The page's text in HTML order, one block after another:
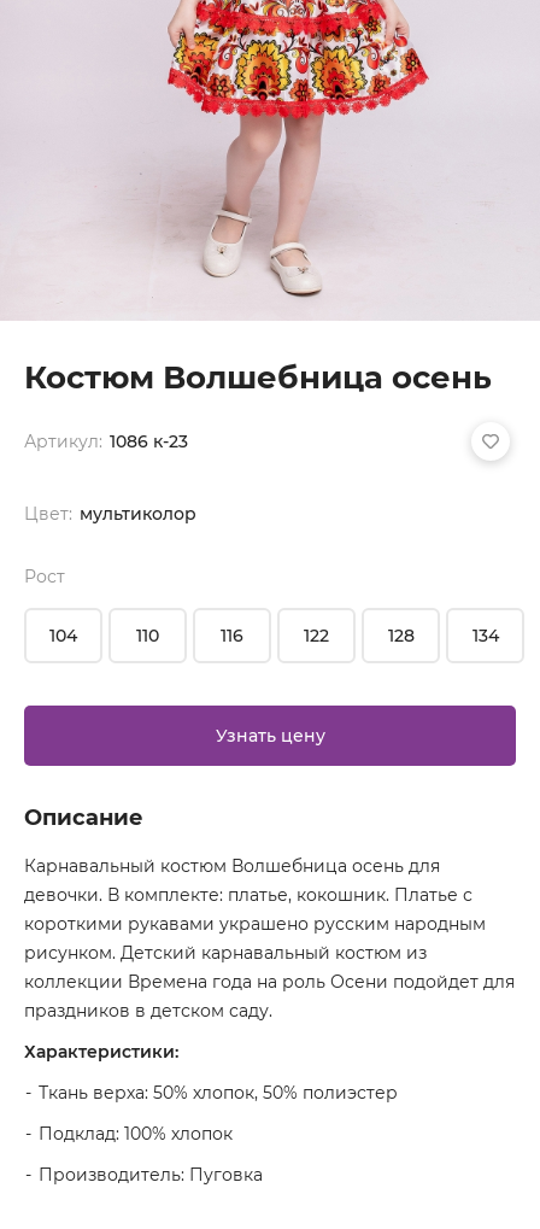
Костюм Волшебница осень
Артикул: 1086 к-23
Цвет: мультиколор
Рост
104 110 116 122 128 134
Узнать цену
Описание
Карнавальный костюм Волшебница осень для
девочки. В комплекте: платье, кокошник. Платье с
короткими рукавами украшено русским народным
рисунком. Детский карнавальный костюм из
коллекции Времена года на роль Осени подойдет для
праздников в детском саду.
Характеристики:
Ткань верха: 50% хлопок, 50% полиэстер
Подклад: 100% хлопок
Производитель: Пуговка